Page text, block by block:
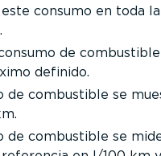
consumo en toda
de
definido.
de combustible se
de combustible se